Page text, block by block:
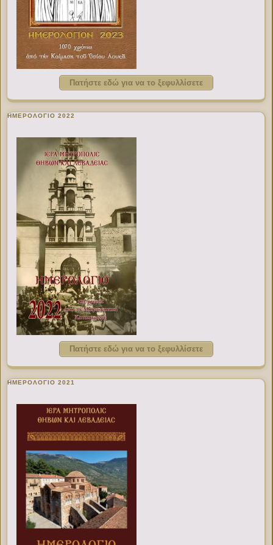
Πατήστε εδώ για να το ξεφυλλίσετε
ΗΜΕΡΟΛΟΓΙΟ 2022
Πατήστε εδώ για να το ξεφυλλίσετε
ΗΜΕΡΟΛΟΓΙΟ 2021